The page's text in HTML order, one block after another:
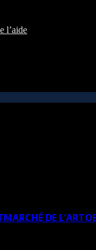
l’aide
MARCHÉ DE L’ART